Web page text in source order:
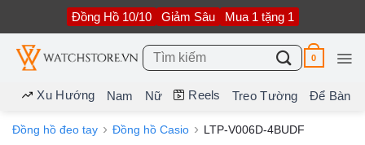
nội
dung
Đồng Hồ 10/10 Giảm Sâu Mua 1 tặng 1
Tìm
kiếm:
0
Xu Hướng Nam Nữ Reels Treo Tường Để Bàn
Đồng hồ đeo tay Đồng hồ Casio LTP-V006D-4BUDF